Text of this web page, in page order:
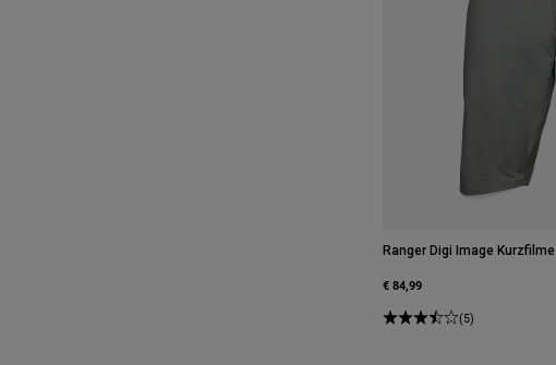
Ranger Digi Image Kurzfilme
€ 84,99
(5)